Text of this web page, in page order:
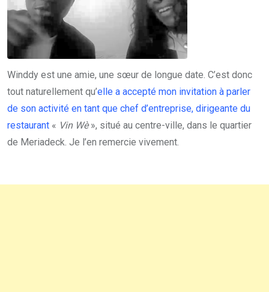
Winddy est une amie, une sœur de longue date. C’est donc
tout naturellement qu’elle a accepté mon invitation à parler
de son activité en tant que chef d’entreprise, dirigeante du
restaurant « Vin Wè», situé au centre-ville, dans le quartier
de Meriadeck. Je l’en remercie vivement.